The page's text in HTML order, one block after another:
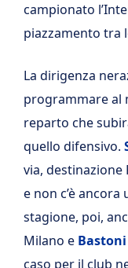
campionato
piazzamento tra
La dirigenza
programmare al
reparto che
quello difensivo.
via, destinazione
e non c’è
stagione, poi,
Milano e Bastoni
caso per il club